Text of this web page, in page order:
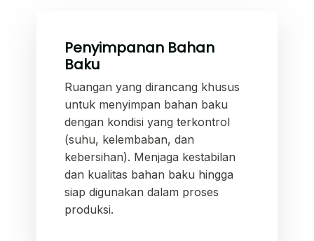
Layanan Sertifikat
Pergudangan &
Logistik
Penyimpanan Bahan
Baku
Ruangan yang dirancang khusus
untuk menyimpan bahan baku
dengan kondisi yang terkontrol
(suhu, kelembaban, dan
kebersihan). Menjaga kestabilan
dan kualitas bahan baku hingga
siap digunakan dalam proses
produksi.